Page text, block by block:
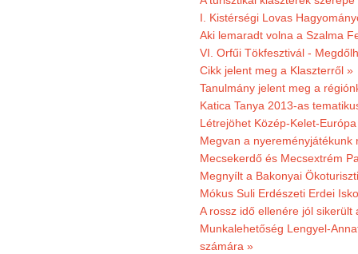
I. Kistérségi Lovas
Aki lemaradt volna a Szalma
VI. Orfűi Tökfesztivál -
Cikk jelent meg a Klaszterről »
Tanulmány jelent meg a
Katica Tanya 2013-as
Létrejöhet Közép-Kelet-
Megvan a nyereményjátékunk
Mecsekerdő és Mecsextrém
Megnyílt a Bakonyai
Mókus Suli Erdészeti Erdei
A rossz idő ellenére jól sikerült
Munkalehetőség Lengyel-
számára »